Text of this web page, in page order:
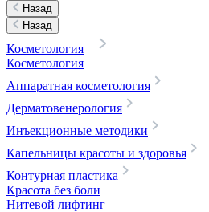
Назад
Назад
Косметология
Косметология
Аппаратная косметология
Дерматовенерология
Инъекционные методики
Капельницы красоты и здоровья
Контурная пластика
Красота без боли
Нитевой лифтинг